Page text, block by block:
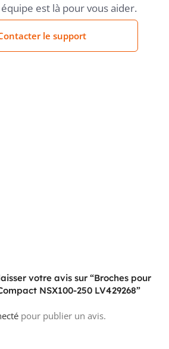
est là pour vous aider.
le support
votre avis sur “Broches pour
NSX100-250 LV429268”
pour publier un avis.